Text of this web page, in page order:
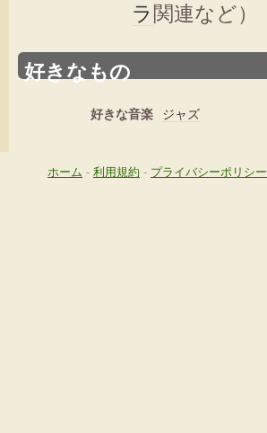
ラ 関連など）
好きなもの
好きな音楽 ジャズ
ホーム - 利用規約 - プライバシーポリシー